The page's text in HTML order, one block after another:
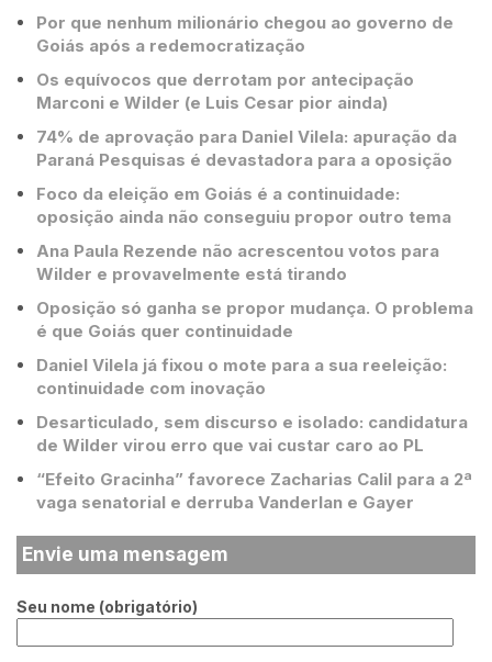
Por que nenhum milionário chegou ao governo de
Goiás após a redemocratização
Os equívocos que derrotam por antecipação
Marconi e Wilder (e Luis Cesar pior ainda)
74% de aprovação para Daniel Vilela: apuração da
Paraná Pesquisas é devastadora para a oposição
Foco da eleição em Goiás é a continuidade:
oposição ainda não conseguiu propor outro tema
Ana Paula Rezende não acrescentou votos para
Wilder e provavelmente está tirando
Oposição só ganha se propor mudança. O problema
é que Goiás quer continuidade
Daniel Vilela já fixou o mote para a sua reeleição:
continuidade com inovação
Desarticulado, sem discurso e isolado: candidatura
de Wilder virou erro que vai custar caro ao PL
“Efeito Gracinha” favorece Zacharias Calil para a 2ª
vaga senatorial e derruba Vanderlan e Gayer
Envie uma mensagem
Seu nome (obrigatório)